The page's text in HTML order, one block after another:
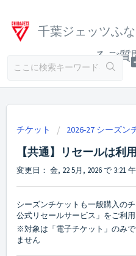
千葉ジェッツふ
るご質
チケット 2026-27 シーズン
【共通】リセールは利
変更日： 金, 22 5月, 2026 で 3:21
シーズンチケットも一般購入の
公式リセールサービス」をご利用
※対象は「電子チケット」のみ
ません